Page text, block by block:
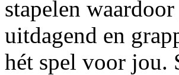
stapelen
uitdagend en
hét spel voor jou.